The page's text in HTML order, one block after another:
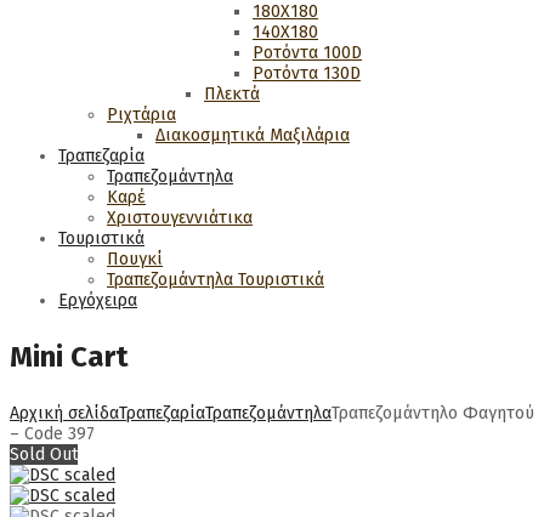
180Χ180
140Χ180
Ροτόντα 100D
Ροτόντα 130D
Πλεκτά
Ριχτάρια
Διακοσμητικά Μαξιλάρια
Τραπεζαρία
Τραπεζομάντηλα
Καρέ
Χριστουγεννιάτικα
Τουριστικά
Πουγκί
Τραπεζομάντηλα Τουριστικά
Εργόχειρα
Mini Cart
Αρχική σελίδαΤραπεζαρίαΤραπεζομάντηλαΤραπεζομάντηλο Φαγητού
– Code 397
Sold Out